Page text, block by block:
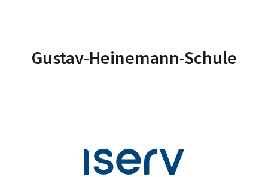
Gustav-Heinemann-Schule